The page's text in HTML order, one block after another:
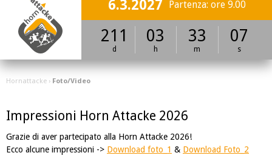
6.3.2027 Partenza: ore 9.00
211
d
03
h
33
m
07
s
Hornattacke › Foto/Video
Impressioni Horn Attacke 2026
Grazie di aver partecipato alla Horn Attacke 2026!
Ecco alcune impressioni -> Download foto_1 & Download Foto_2